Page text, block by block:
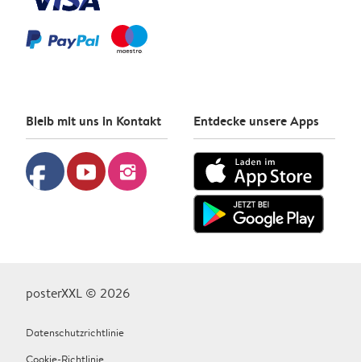
Bleib mit uns in Kontakt
facebook youtube instagram
Entdecke unsere Apps
posterXXL © 2026
Datenschutzrichtlinie
Cookie-Richtlinie